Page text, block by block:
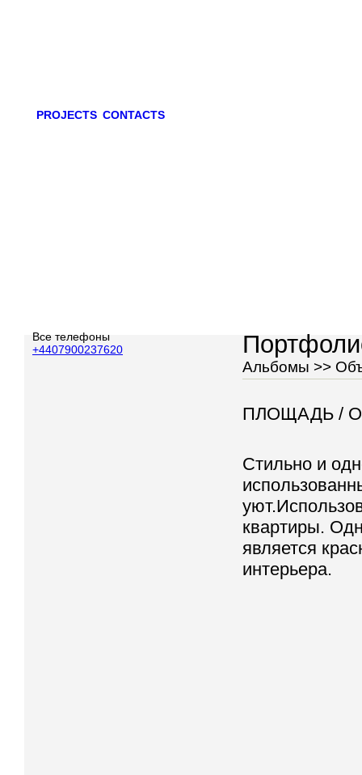
PROJECTS CONTACTS
Альбомы >>
ПЛОЩАДЬ /
Стильно и
квартиры.
является
интерьера.
Все телефоны
+4407900237620